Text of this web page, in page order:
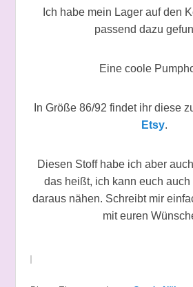
Ich habe mein Lager auf den
passend dazu
Eine coole
In Größe 86/92 findet ihr diese
Etsy.
Diesen Stoff habe ich aber
das heißt, ich kann euch
daraus nähen. Schreibt mir
mit euren